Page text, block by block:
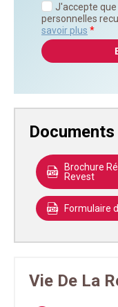
J'accepte
personnelles
savoir plus *
Documents
Brochure
Revest
Formulaire
Vie De La